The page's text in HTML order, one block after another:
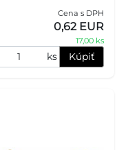
o ústnu
psov. Pomáhajú
Cena s DPH
0,62 EUR
17,00 ks
ks Kúpiť